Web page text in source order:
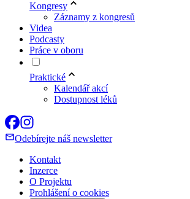
Kongresy
Záznamy z kongresů
Videa
Podcasty
Práce v oboru
Praktické
Kalendář akcí
Dostupnost léků
Odebírejte náš newsletter
Kontakt
Inzerce
O Projektu
Prohlášení o cookies